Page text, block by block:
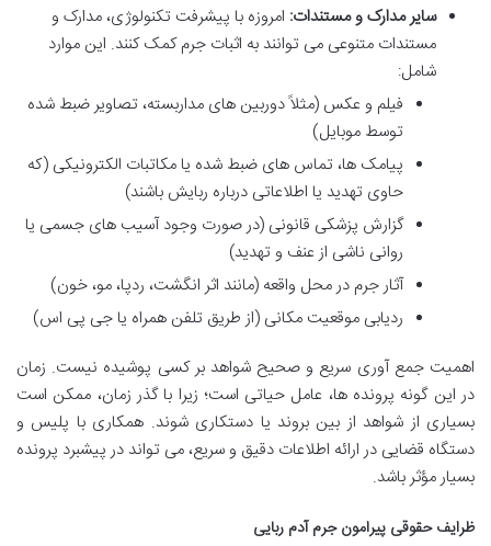
سایر مدارک و مستندات: امروزه با پیشرفت تکنولوژی، مدارک و
مستندات متنوعی می توانند به اثبات جرم کمک کنند. این موارد
شامل:
فیلم و عکس (مثلاً دوربین های مداربسته، تصاویر ضبط شده
توسط موبایل)
پیامک ها، تماس های ضبط شده یا مکاتبات الکترونیکی (که
حاوی تهدید یا اطلاعاتی درباره ربایش باشند)
گزارش پزشکی قانونی (در صورت وجود آسیب های جسمی یا
روانی ناشی از عنف و تهدید)
آثار جرم در محل واقعه (مانند اثر انگشت، ردپا، مو، خون)
ردیابی موقعیت مکانی (از طریق تلفن همراه یا جی پی اس)
اهمیت جمع آوری سریع و صحیح شواهد بر کسی پوشیده نیست. زمان
در این گونه پرونده ها، عامل حیاتی است؛ زیرا با گذر زمان، ممکن است
بسیاری از شواهد از بین بروند یا دستکاری شوند. همکاری با پلیس و
دستگاه قضایی در ارائه اطلاعات دقیق و سریع، می تواند در پیشبرد پرونده
بسیار مؤثر باشد.
ظرایف حقوقی پیرامون جرم آدم ربایی